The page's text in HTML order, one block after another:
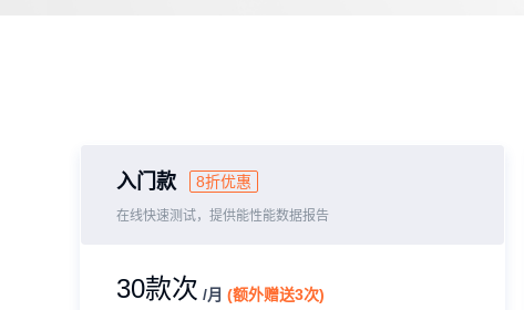
入门款 8折优惠
在线快速测试，提供能性能数据报告
30款次 /月 (额外赠送3次)